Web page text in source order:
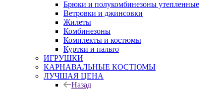
Брюки и полукомбинезоны утепленные
Ветровки и джинсовки
Жилеты
Комбинезоны
Комплекты и костюмы
Куртки и пальто
ИГРУШКИ
КАРНАВАЛЬНЫЕ КОСТЮМЫ
ЛУЧШАЯ ЦЕНА
Назад